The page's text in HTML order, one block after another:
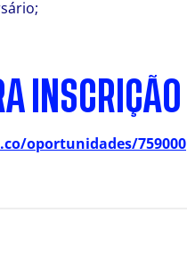
INSCRIÇÃO
oportunidades/759000